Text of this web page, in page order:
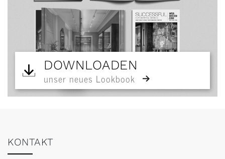
DOWNLOADEN
unser neues Lookbook
KONTAKT